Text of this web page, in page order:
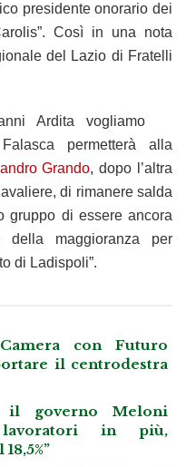
presidente onorario dei
Così in una nota
del Lazio di Fratelli
Ardita vogliamo
permetterà alla
Grando, dopo l’altra
di rimanere salda
gruppo di essere ancora
della maggioranza per
di Ladispoli”.
con Futuro
il centrodestra
il governo Meloni
in più,